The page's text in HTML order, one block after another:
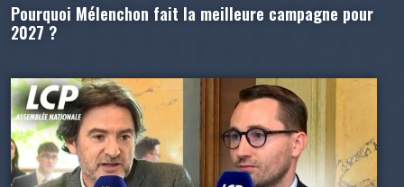
Pourquoi Mélenchon fait la meilleure campagne pour
2027 ?